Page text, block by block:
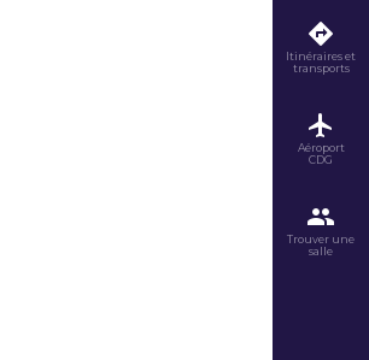
Itinéraires et
transports
Aéroport
CDG
Trouver une
salle